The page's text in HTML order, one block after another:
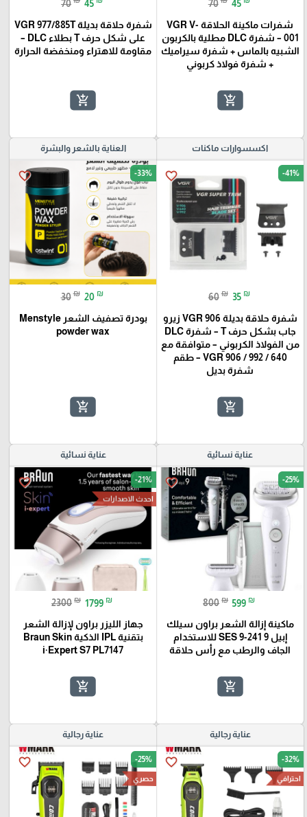
70 45
شفرات ماكينة الحلاقة VGR V-
001 – شفرة DLC مطلية بالكربون
الشبيه بالماس + شفرة سيراميك
+ شفرة فولاذ كربوني
add_shopping_cart
70 45
شفرة حلاقة بديلة VGR 977/885T
على شكل حرف T بطلاء DLC –
مقاومة للاهتراء ومنخفضة الحرارة
add_shopping_cart
اكسسوارات ماكنات
favorite_border -41%
60 ₪ 35 ₪
شفرة حلاقة بديلة VGR 906 زيرو
جاب بشكل حرف T – شفرة DLC
من الفولاذ الكربوني – متوافقة مع
VGR 906 / 992 / 640 – طقم
شفرة بديل
add_shopping_cart
العناية بالشعر والبشرة
favorite_border -33%
30 ₪ 20 ₪
بودرة تصفيف الشعر Menstyle
powder wax
add_shopping_cart
عناية نسائية
favorite_border -25%
800 ₪ 599 ₪
ماكينة إزالة الشعر براون سيلك
إبيل 9 SES 9-241 للاستخدام
الجاف والرطب مع رأس حلاقة
add_shopping_cart
عناية نسائية
favorite_border -21%
احدث الاصدارات
2300 ₪ 1799 ₪
جهاز الليزر براون لإزالة الشعر
بتقنية IPL الذكية Braun Skin
i·Expert S7 PL7147
add_shopping_cart
عناية رجالية
favorite_border -32%
احترافي
عناية رجالية
favorite_border -25%
حصري